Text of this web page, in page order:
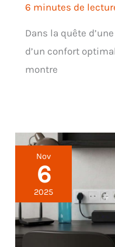
6 minutes de
Dans la quête
d’un confort
montre
Nov
6
2025